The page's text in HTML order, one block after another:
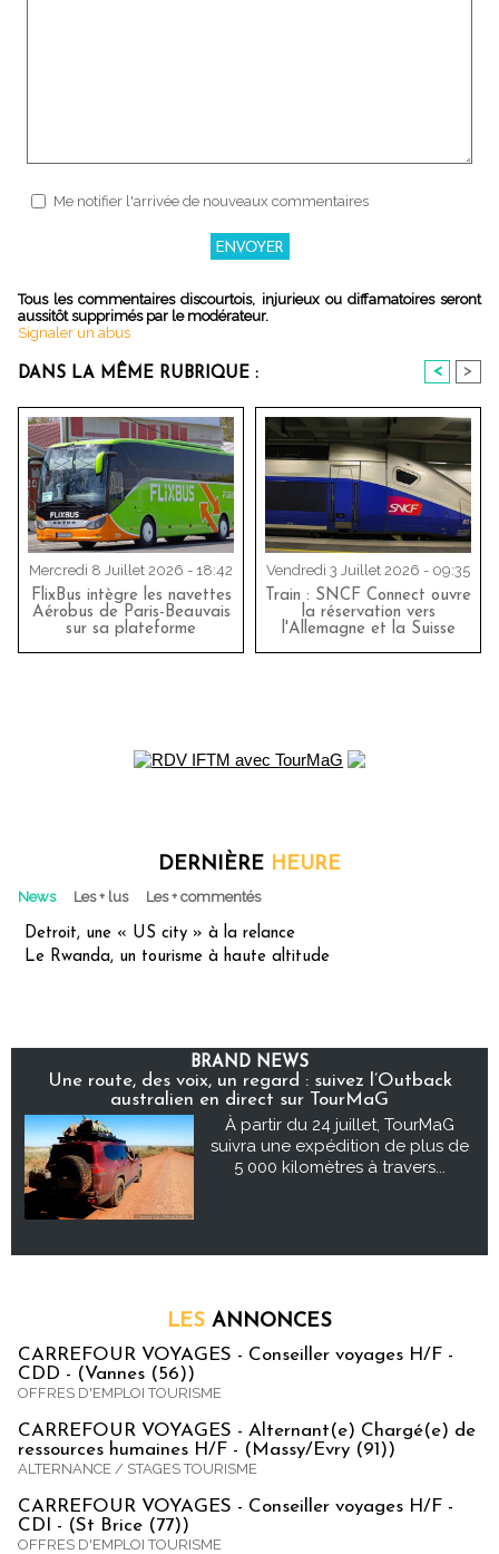
Me notifier l'arrivée de nouveaux commentaires
Tous les commentaires discourtois, injurieux ou diffamatoires seront
aussitôt supprimés par le modérateur.
Signaler un abus
DANS LA MÊME RUBRIQUE : < >
Mercredi 8 Juillet 2026 - 18:42
FlixBus intègre les navettes
Aérobus de Paris-Beauvais
sur sa plateforme
Vendredi 3 Juillet 2026 - 09:35
Train : SNCF Connect ouvre
la réservation vers
l'Allemagne et la Suisse
DERNIÈRE HEURE
News Les + lus Les + commentés
Detroit, une « US city » à la relance
Le Rwanda, un tourisme à haute altitude
BRAND NEWS
Une route, des voix, un regard : suivez l’Outback
australien en direct sur TourMaG
À partir du 24 juillet, TourMaG
suivra une expédition de plus de
5 000 kilomètres à travers...
LES ANNONCES
CARREFOUR VOYAGES - Conseiller voyages H/F -
CDD - (Vannes (56))
OFFRES D'EMPLOI TOURISME
CARREFOUR VOYAGES - Alternant(e) Chargé(e) de
ressources humaines H/F - (Massy/Evry (91))
ALTERNANCE / STAGES TOURISME
CARREFOUR VOYAGES - Conseiller voyages H/F -
CDI - (St Brice (77))
OFFRES D'EMPLOI TOURISME